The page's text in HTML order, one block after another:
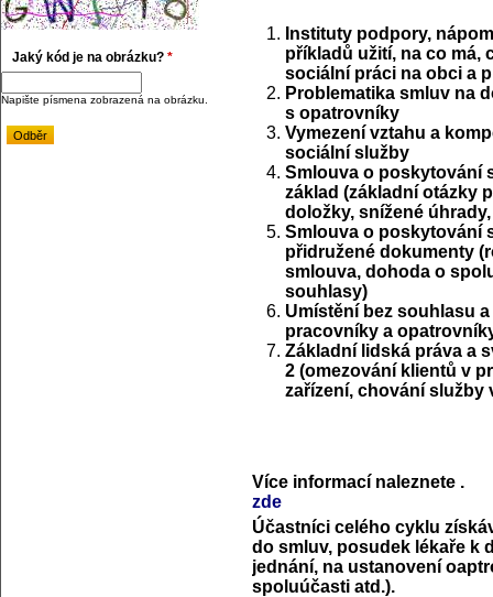
Instituty podpory,
příkladů užití, na co má,
sociální práci na obci a
Problematika smluv na
s opatrovníky
Vymezení vztahu a
sociální služby
Smlouva o poskytování
základ (základní otázky
doložky, snížené
Smlouva o poskytování
přidružené dokumenty
smlouva, dohoda o
souhlasy)
Umístění bez souhlasu
pracovníky a
Základní lidská práva a
2 (omezování klientů v
zařízení, chování služby
Více informací naleznete
zde
.
Účastníci celého cyklu
do smluv, posudek lékaře k
jednání, na ustanovení
spoluúčasti atd.).
Jaký kód je na obrázku? *
Napište písmena zobrazená na obrázku.